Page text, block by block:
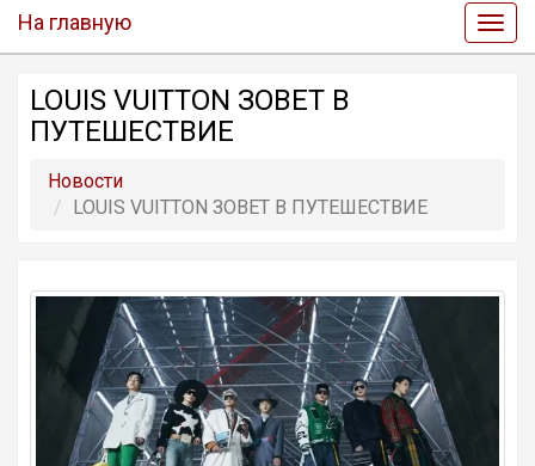
На главную
LOUIS VUITTON ЗОВЕТ В
ПУТЕШЕСТВИЕ
Новости
LOUIS VUITTON ЗОВЕТ В ПУТЕШЕСТВИЕ